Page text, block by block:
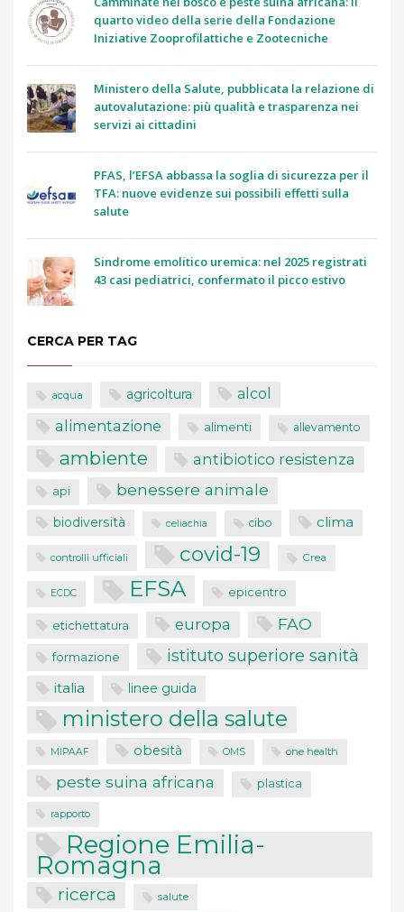
quarto video della serie della Fondazione
Iniziative Zooprofilattiche e Zootecniche
Ministero della Salute, pubblicata la relazione di
autovalutazione: più qualità e trasparenza nei
servizi ai cittadini
PFAS, l’EFSA abbassa la soglia di sicurezza per il
TFA: nuove evidenze sui possibili effetti sulla
salute
Sindrome emolitico uremica: nel 2025 registrati
43 casi pediatrici, confermato il picco estivo
CERCA PER TAG
acqua agricoltura alcol
alimentazione alimenti allevamento
ambiente antibiotico resistenza
api benessere animale
biodiversità celiachia cibo clima
controlli ufficiali covid-19 Crea
ECDC EFSA epicentro
etichettatura europa FAO
formazione istituto superiore sanità
italia linee guida
ministero della salute
MIPAAF obesità OMS one health
peste suina africana plastica
rapporto
Regione Emilia-
Romagna
ricerca salute